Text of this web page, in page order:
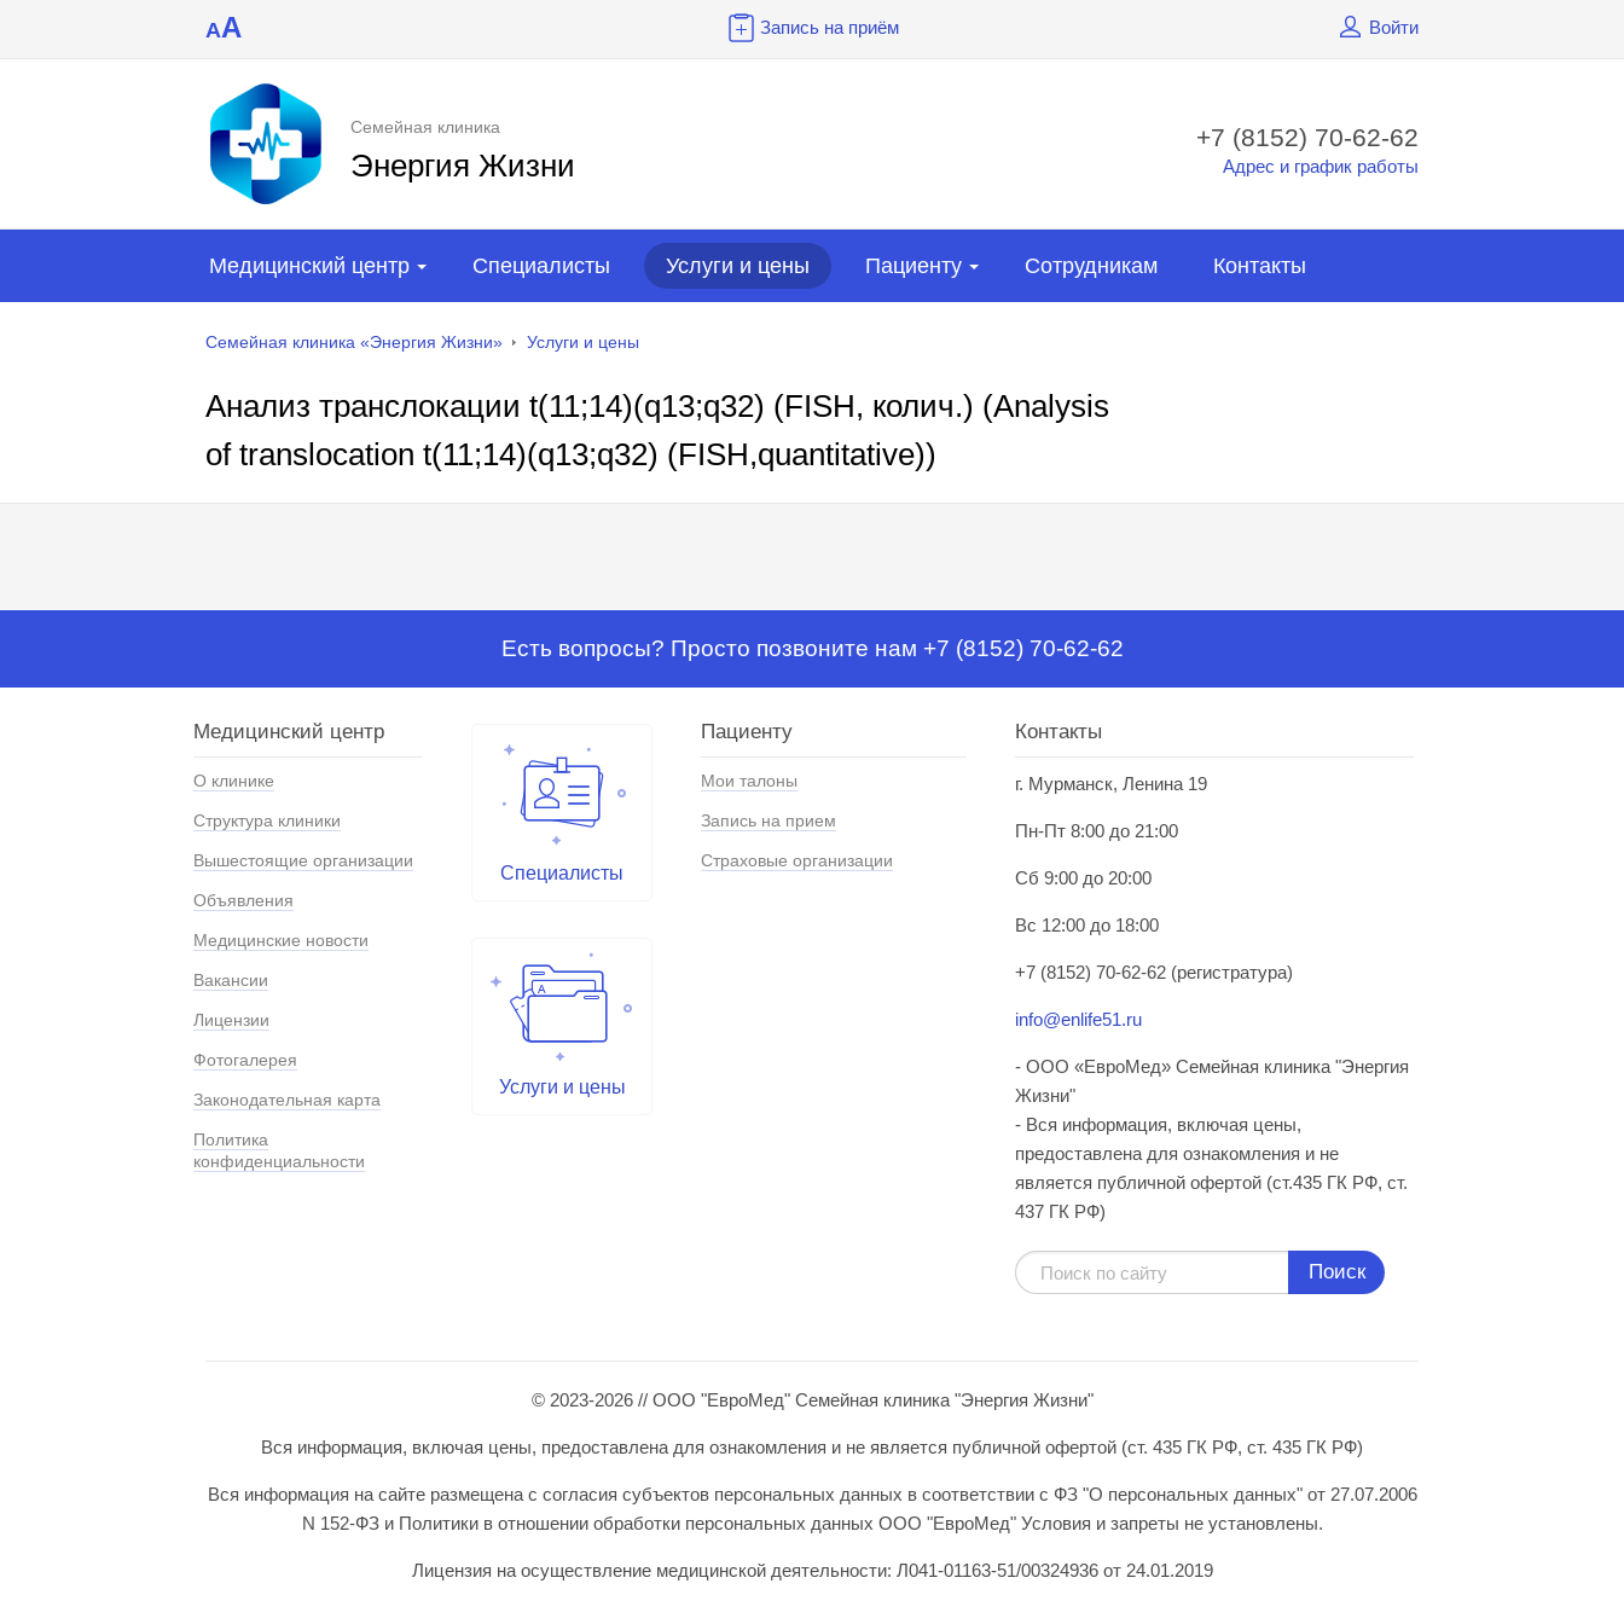
AA Запись на приём Войти
Семейная клиника
Энергия Жизни
+7 (8152) 70-62-62
Адрес и график работы
Медицинский центр Специалисты Услуги и цены Пациенту Сотрудникам Контакты
Семейная клиника «Энергия Жизни» Услуги и цены
Анализ транслокации t(11;14)(q13;q32) (FISH, колич.) (Analysis
of translocation t(11;14)(q13;q32) (FISH,quantitative))
Есть вопросы? Просто позвоните нам +7 (8152) 70-62-62
Медицинский центр
О клинике
Структура клиники
Вышестоящие организации
Объявления
Медицинские новости
Вакансии
Лицензии
Фотогалерея
Законодательная карта
Политика
конфиденциальности
Специалисты
Услуги и цены
Пациенту
Мои талоны
Запись на прием
Страховые организации
Контакты
г. Мурманск, Ленина 19
Пн-Пт 8:00 до 21:00
Сб 9:00 до 20:00
Вс 12:00 до 18:00
+7 (8152) 70-62-62 (регистратура)
info@enlife51.ru
- ООО «ЕвроМед» Семейная клиника "Энергия
Жизни"
- Вся информация, включая цены,
предоставлена для ознакомления и не
является публичной офертой (ст.435 ГК РФ, cт.
437 ГК РФ)
Поиск
© 2023-2026 // ООО "ЕвроМед" Семейная клиника "Энергия Жизни"
Вся информация, включая цены, предоставлена для ознакомления и не является публичной офертой (ст. 435 ГК РФ, ст. 435 ГК РФ)
Вся информация на сайте размещена с согласия субъектов персональных данных в соответствии с ФЗ "О персональных данных" от 27.07.2006
N 152-ФЗ и Политики в отношении обработки персональных данных ООО "ЕвроМед" Условия и запреты не установлены.
Лицензия на осуществление медицинской деятельности: Л041-01163-51/00324936 от 24.01.2019